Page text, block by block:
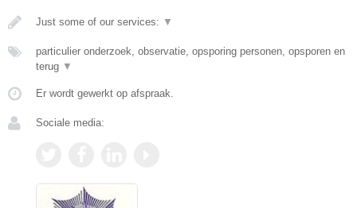
Just some of our services: ▼
particulier onderzoek, observatie, opsporing personen, opsporen en
terug ▼
Er wordt gewerkt op afspraak.
Sociale media: